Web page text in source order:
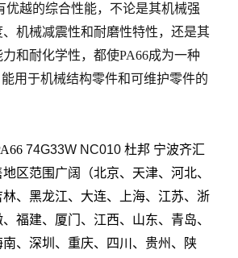
优越的综合性能，不论是其机械强
机械减震性和耐磨性特性，还是其
力和耐化学性，都使PA66成为一种
用于机械结构零件和可维护零件的
74G33W NC010 杜邦 宁波齐汇
区范围广阔（北京、天津、河北、
、黑龙江、大连、上海、江苏、浙
福建、厦门、江西、山东、青岛、
、深圳、重庆、四川、贵州、陕